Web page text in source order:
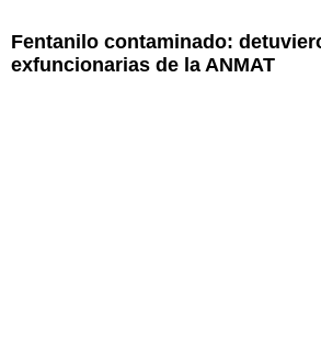
Fentanilo contaminado:
exfuncionarias de la ANMAT